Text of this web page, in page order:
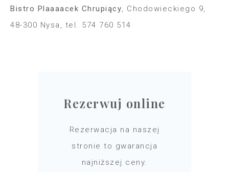
Bistro Plaaaacek Chrupi ący, Chodowieckiego 9,
48-300 Nysa, tel. 574 760 514
Rezerwuj online
Rezerwacja na naszej
stronie to gwarancja
najniższej ceny.